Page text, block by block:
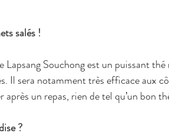
salés !
Lapsang Souchong est un puissant
Il sera notamment très efficace aux
un repas, rien de tel qu’un bon
?